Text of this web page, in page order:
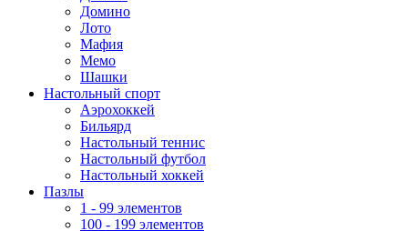
Домино
Лото
Мафия
Мемо
Шашки
Настольный спорт
Аэрохоккей
Бильярд
Настольный теннис
Настольный футбол
Настольный хоккей
Пазлы
1 - 99 элементов
100 - 199 элементов